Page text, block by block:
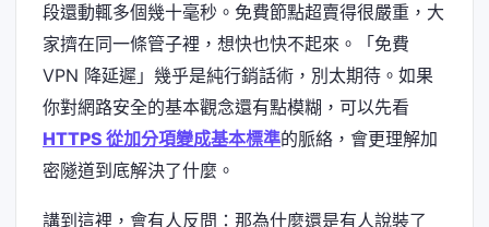
段還動輒多個幾十毫秒。免費節點超賣得很嚴重，大
家擠在同一條管子裡，想快也快不起來。「免費
VPN 降延遲」幾乎是純行銷話術，別太期待。如果
你對網路安全的基本觀念還有點模糊，可以先看
HTTPS 從加分項變成基本標準的脈絡，會更理解加
密隧道到底解決了什麼。
講到這裡，會有人反問：那為什麼還是有人說裝了